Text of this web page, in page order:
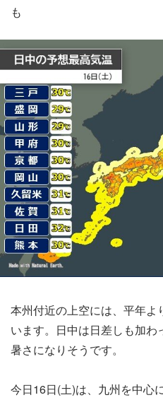
も
本州付近の上空には、平年
います。日中は日差しも加
暑さになりそうです。
今日16日(土)は、九州を中心